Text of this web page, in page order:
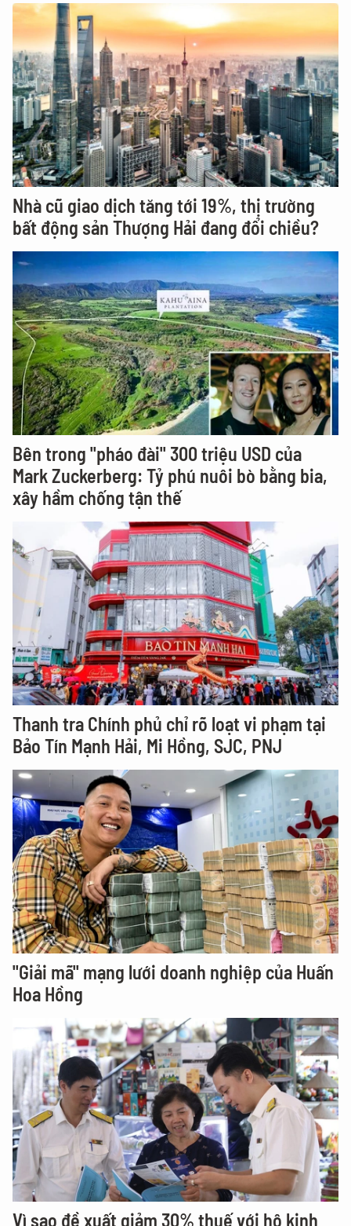
Nhà cũ giao dịch tăng tới 19%, thị trường
bất động sản Thượng Hải đang đổi chiều?
Bên trong "pháo đài" 300 triệu USD của
Mark Zuckerberg: Tỷ phú nuôi bò bằng bia,
xây hầm chống tận thế
Thanh tra Chính phủ chỉ rõ loạt vi phạm tại
Bảo Tín Mạnh Hải, Mi Hồng, SJC, PNJ
"Giải mã" mạng lưới doanh nghiệp của Huấn
Hoa Hồng
Vì sao đề xuất giảm 30% thuế với hộ kinh